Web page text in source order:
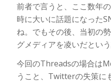
前者で言うと、ここ数年
時に大いに話題になった
ね。でもその後、当初の
グメディアを凌いだとい
今回のThreadsの場合は
うこと、Twitterの失策に